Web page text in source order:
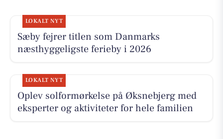
LOKALT NYT
Sæby fejrer titlen som Danmarks
næsthyggeligste ferieby i 2026
LOKALT NYT
Oplev solformørkelse på Øksnebjerg med
eksperter og aktiviteter for hele familien